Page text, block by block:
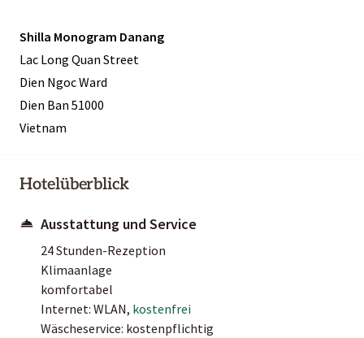
Shilla Monogram Danang
Lac Long Quan Street
Dien Ngoc Ward
Dien Ban 51000
Vietnam
Hotelüberblick
Ausstattung und Service
24 Stunden-Rezeption
Klimaanlage
komfortabel
Internet: WLAN, kostenfrei
Wäscheservice: kostenpflichtig